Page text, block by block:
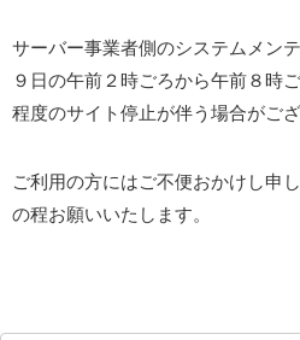
サーバー事業者側のシステムメン
９日の午前２時ごろから午前８時
程度のサイト停止が伴う場合がござ
ご利用の方にはご不便おかけし申
の程お願いいたします。